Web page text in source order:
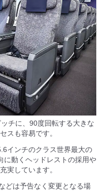
チに、90度回転する大きな
スも容易です。
インチのクラス世界最大の
に動くヘッドレストの採用や
実しています。
どは予告なく変更となる場